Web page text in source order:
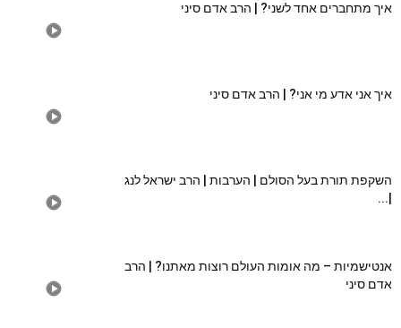
איך מתחברים אחד לשני? | הרב אדם סיני
איך אני אדע מי אני? | הרב אדם סיני
השקפת תורת בעל הסולם | הערבות | הרב ישראל לנג
|...
אנטישמיות – מה אומות העולם רוצות מאתנו? | הרב
אדם סיני